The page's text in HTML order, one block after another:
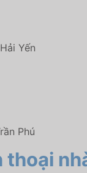
Yến
Phú